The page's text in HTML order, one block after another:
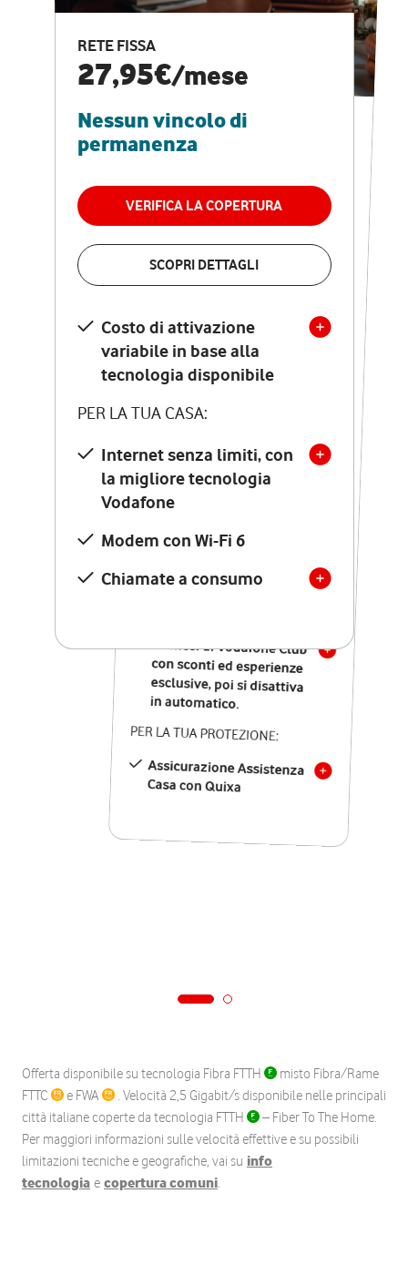
RETE FISSA
27,95€/mese
Nessun vincolo di
permanenza
VERIFICA LA COPERTURA
SCOPRI DETTAGLI
Costo di attivazione
variabile in base alla
tecnologia disponibile
PER LA TUA CASA:
Internet senza limiti, con
la migliore tecnologia
Vodafone
Modem con Wi-Fi 6
Chiamate a consumo
CASA PRO
Internet veloce e
vantaggi speciali
RETE FISSA + VODAFONE CLUB
29,95€
permanenza
VERIFICA LA COPERTURA
Costo di attivazione
variabile in base alla
tecnologia disponibile
PER LA TUA CASA:
Internet senza limiti, con
la migliore tecnologia
Vodafone
Modem Seven con Wi-Fi 7
Chiamate illimitate verso
numeri fissi e mobili
nazionali
12 mesi di Vodafone Club
con sconti ed esperienze
esclusive, poi si disattiva
in automatico.
PER LA TUA PROTEZIONE:
Assicurazione Assistenza
Casa con Quixa
Offerta disponibile su tecnologia Fibra FTTH
misto Fibra/Rame
FTTC
e FWA
. Velocità 2,5 Gigabit/s disponibile nelle principali
città italiane coperte da tecnologia FTTH
– Fiber To The Home.
Per maggiori informazioni sulle velocità effettive e su possibili
limitazioni tecniche e geografiche, vai su info
tecnologia e copertura comuni.